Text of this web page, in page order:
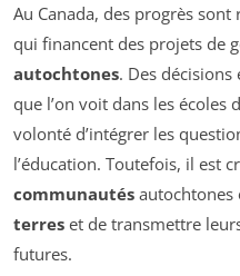
Au Canada, des progrès
qui financent des projets de
autochtones. Des
que l’on voit dans les écoles
volonté d’intégrer les
l’éducation. Toutefois, il est
communautés
terres et de transmettre
futures.